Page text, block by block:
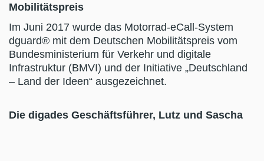
Mobilitätspreis
Im Juni 2017 wurde das Motorrad-eCall-System
dguard® mit dem Deutschen Mobilitätspreis vom
Bundesministerium für Verkehr und digitale
Infrastruktur (BMVI) und der Initiative „Deutschland
– Land der Ideen“ ausgezeichnet.
Die digades Geschäftsführer, Lutz und Sascha